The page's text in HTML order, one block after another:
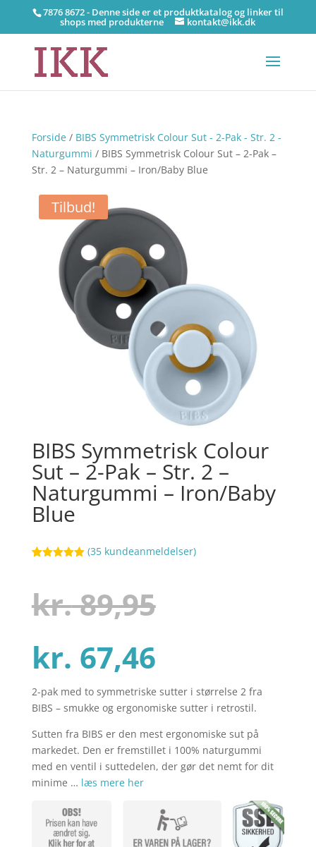
7876 8672 - Denne side er et produktkatalog og linker til
shops med produkterne kontakt@ikk.dk
Forside/ BIBS Symmetrisk Colour Sut - 2-Pak - Str. 2 -
Naturgummi / BIBS Symmetrisk Colour Sut – 2-Pak –
Str. 2 – Naturgummi – Iron/Baby Blue
Tilbud!
BIBS Symmetrisk Colour
Sut – 2-Pak – Str. 2 –
Naturgummi – Iron/Baby
Blue
baseret på
kundebedøm
melser
(35 kundeanmeldelser)
kr.89,95
pris
var:
kr. 89,95.
kr. 67,46Den
aktuelle
pris
er:
2-pak med to symmetriske sutter i størrelse 2 fra
BIBS – smukke og ergonomiske sutter i retrostil.
Sutten fra BIBS er den mest ergonomiske sut på
markedet. Den er fremstillet i 100% naturgummi
med en ventil i suttedelen, der gør det nemt for dit
minime … læs mere her